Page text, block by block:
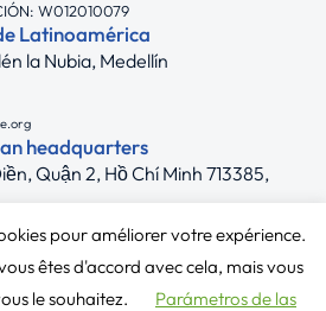
W012010079
Latinoamérica
la Nubia, Medellín
headquarters
Quận 2, Hồ Chí Minh 713385,
Síguenos
pour améliorer votre expérience.
êtes d'accord avec cela, mais vous
le souhaitez.
Parámetros de las